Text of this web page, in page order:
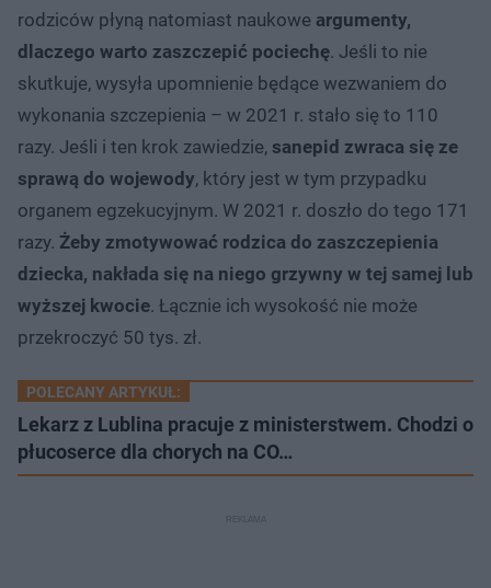
rodziców płyną natomiast naukowe argumenty,
dlaczego warto zaszczepić pociechę. Jeśli to nie
skutkuje, wysyła upomnienie będące wezwaniem do
wykonania szczepienia – w 2021 r. stało się to 110
razy. Jeśli i ten krok zawiedzie, sanepid zwraca się ze
sprawą do wojewody, który jest w tym przypadku
organem egzekucyjnym. W 2021 r. doszło do tego 171
razy. Żeby zmotywować rodzica do zaszczepienia
dziecka, nakłada się na niego grzywny w tej samej lub
wyższej kwocie. Łącznie ich wysokość nie może
przekroczyć 50 tys. zł.
POLECANY ARTYKUŁ:
Lekarz z Lublina pracuje z ministerstwem. Chodzi o
płucoserce dla chorych na CO…